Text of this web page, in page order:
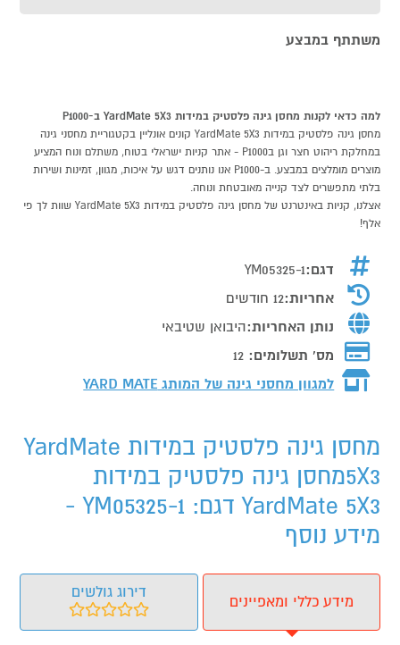
משתתף במבצע
למה כדאי לקנות מחסן גינה פלסטיק במידות YardMate 5X3 ב-P1000
מחסן גינה פלסטיק במידות YardMate 5X3 קונים אונליין בקטגוריית מחסני גינה
במחלקת ריהוט חצר וגן בP1000 - אתר קניות ישראלי בטוח, משתלם ונוח המציע
מוצרים מומלצים במבצע. ב-P1000 אנו נותנים דגש על איכות, מגוון, זמינות ושירות
בלתי מתפשרים לצד קנייה מאובטחת ונוחה.
אצלנו, קניות באינטרנט של מחסן גינה פלסטיק במידות YardMate 5X3 שוות לך פי
אלף!
דגם:YM05325-1
אחריות:12 חודשים
נותן האחריות:היבואן שטיבאי
מס' תשלומים: 12
למגוון מחסני גינה של המותג YARD MATE
מחסן גינה פלסטיק במידות YardMate
5X3מחסן גינה פלסטיק במידות
YardMate 5X3 דגם: YM05325-1 -
מידע נוסף
מידע כללי ומאפיינים
דירוג גולשים